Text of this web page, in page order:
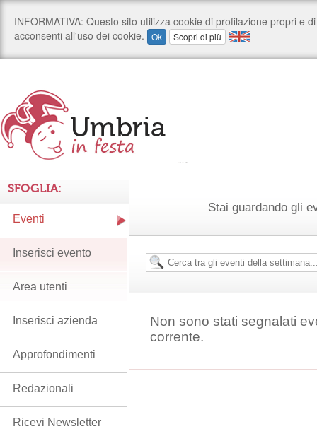
Stai guardando gli
Non sono stati segnalati
corrente.
SFOGLIA:
Eventi
Inserisci evento
Area utenti
Inserisci azienda
Approfondimenti
Redazionali
Ricevi Newsletter